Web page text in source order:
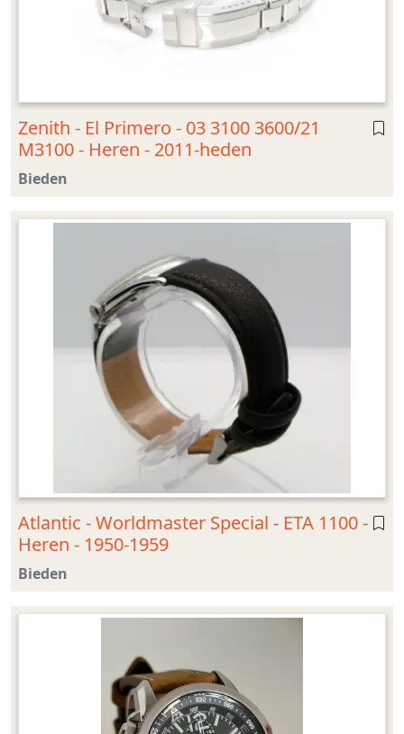
Zenith - El Primero - 03 3100 3600/21
M3100 - Heren - 2011-heden
Bieden
Atlantic - Worldmaster Special - ETA 1100 -
Heren - 1950-1959
Bieden